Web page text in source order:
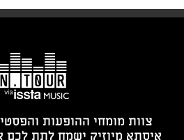
צוות מומחי ההופעות
איסתא מיוזיק ישמח לתת לכם